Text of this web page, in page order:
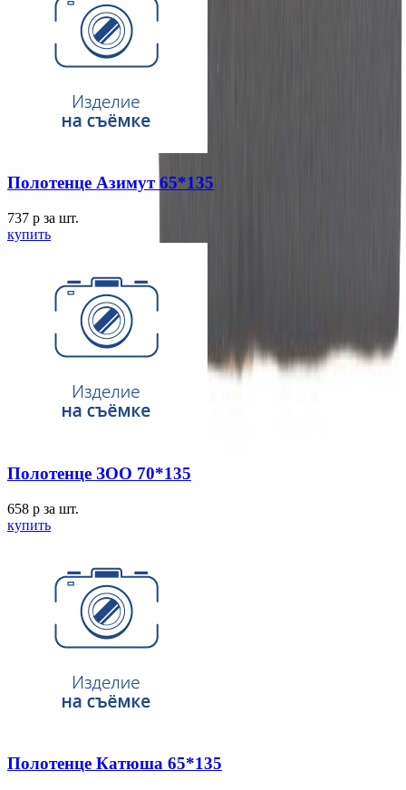
Полотенце Азимут 65*135
737 p за шт.
купить
Полотенце ЗОО 70*135
658 p за шт.
купить
Полотенце Катюша 65*135